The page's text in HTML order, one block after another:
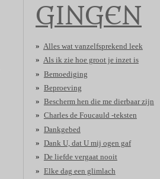
GINGEN
Alles wat vanzelfsprekend leek
Als ik zie hoe groot je inzet is
Bemoediging
Beproeving
Bescherm hen die me dierbaar zijn
Charles de Foucauld -teksten
Dankgebed
Dank U, dat U mij ogen gaf
De liefde vergaat nooit
Elke dag een glimlach